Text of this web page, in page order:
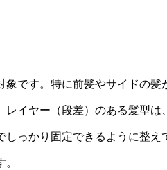
です。特に前髪やサイドの髪
イヤー（段差）のある髪型は
っかり固定できるように整え